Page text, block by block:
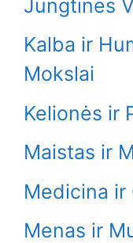
Jungtinės
Kalba ir
Mokslai
Kelionės ir
Maistas ir
Medicina ir
Menas ir